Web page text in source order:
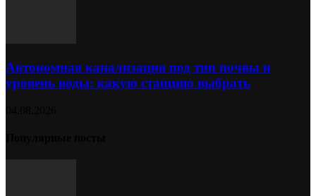
Автономная канализация под тип почвы и
уровень воды: какую станцию выбрать